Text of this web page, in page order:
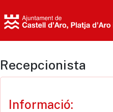
Recepcionista
Informació: